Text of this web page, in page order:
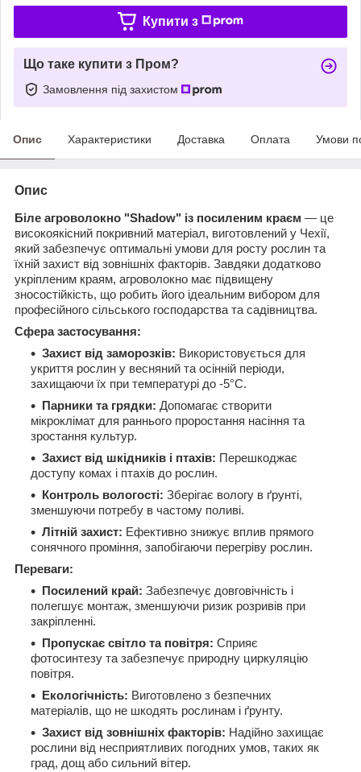
Купити з
Що таке купити з Пром?
Замовлення під захистом
Опис Характеристики Доставка Оплата Умови
Опис
Біле агроволокно "Shadow" із посиленим краєм — це
високоякісний покривний матеріал, виготовлений у Чехії,
який забезпечує оптимальні умови для росту рослин та
їхній захист від зовнішніх факторів. Завдяки додатково
укріпленим краям, агроволокно має підвищену
зносостійкість, що робить його ідеальним вибором для
професійного сільського господарства та садівництва.
Сфера застосування:
Захист від заморозків: Використовується для
укриття рослин у весняний та осінній періоди,
захищаючи їх при температурі до -5°C.
Парники та грядки: Допомагає створити
мікроклімат для раннього проростання насіння та
зростання культур.
Захист від шкідників і птахів: Перешкоджає
доступу комах і птахів до рослин.
Контроль вологості: Зберігає вологу в ґрунті,
зменшуючи потребу в частому поливі.
Літній захист: Ефективно знижує вплив прямого
сонячного проміння, запобігаючи перегріву рослин.
Переваги:
Посилений край: Забезпечує довговічність і
полегшує монтаж, зменшуючи ризик розривів при
закріпленні.
Пропускає світло та повітря: Сприяє
фотосинтезу та забезпечує природну циркуляцію
повітря.
Екологічність: Виготовлено з безпечних
матеріалів, що не шкодять рослинам і ґрунту.
Захист від зовнішніх факторів: Надійно захищає
рослини від несприятливих погодних умов, таких як
град, дощ або сильний вітер.